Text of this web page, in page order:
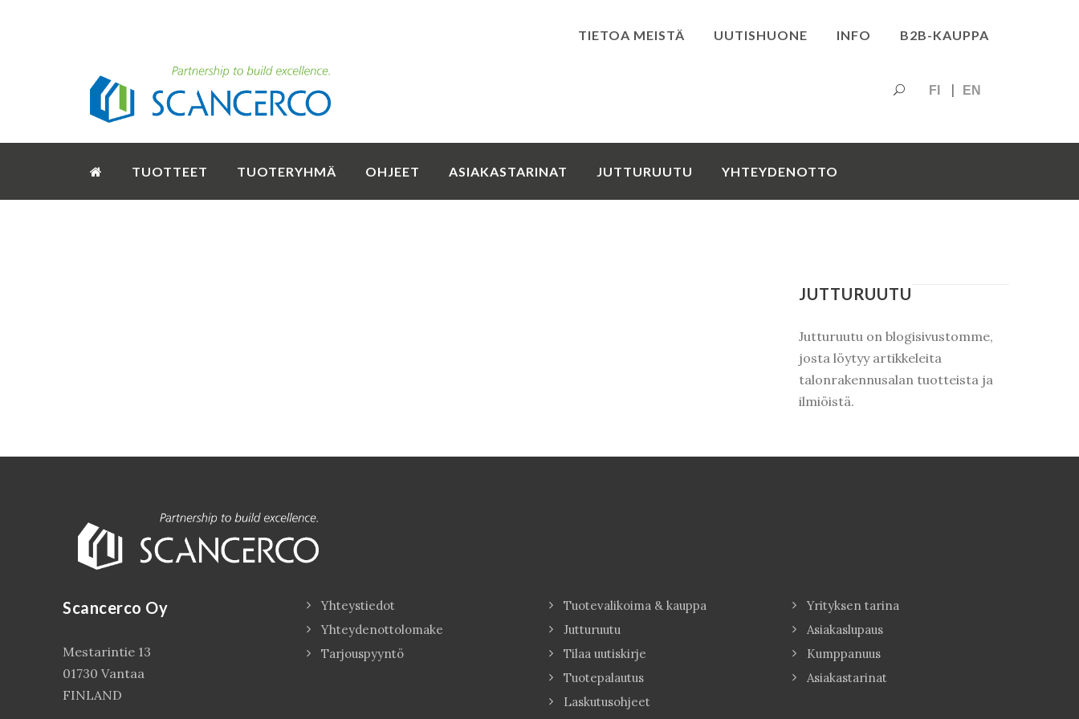
TIETOA MEISTÄ UUTISHUONE INFO B2B-KAUPPA
FI EN
TUOTTEET TUOTERYHMÄ OHJEET ASIAKASTARINAT JUTTURUUTU YHTEYDENOTTO
JUTTURUUTU
Jutturuutu on blogisivustomme,
josta löytyy artikkeleita
talonrakennusalan tuotteista ja
ilmiöistä.
Scancerco Oy
Mestarintie 13
01730 Vantaa
FINLAND
Yhteystiedot
Yhteydenottolomake
Tarjouspyyntö
Tuotevalikoima & kauppa
Jutturuutu
Tilaa uutiskirje
Tuotepalautus
Laskutusohjeet
Yrityksen tarina
Asiakaslupaus
Kumppanuus
Asiakastarinat